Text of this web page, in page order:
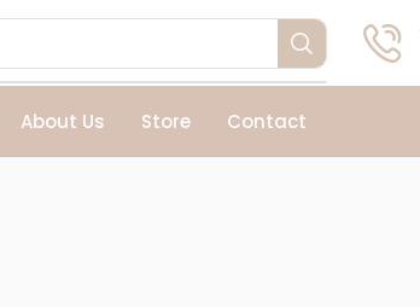
About Us Store Contact